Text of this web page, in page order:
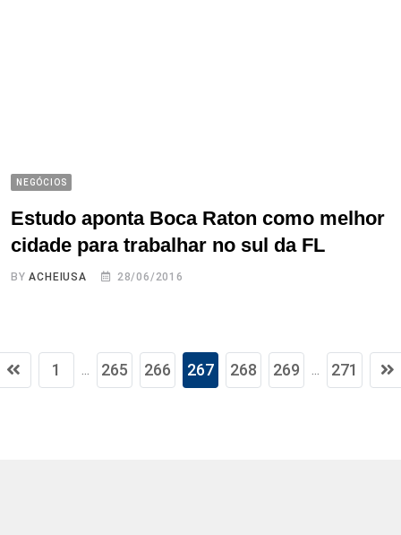
NEGÓCIOS
Estudo aponta Boca Raton como melhor
cidade para trabalhar no sul da FL
BYACHEIUSA 28/06/2016
1 ... 265 266 267 268 269 ... 271